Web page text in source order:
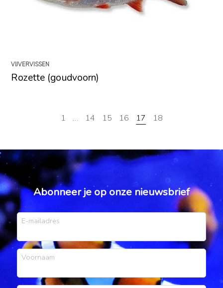
VIJVERVISSEN
Rozette (goudvoorn)
1 … 14 15 16 17 18
Abonneer je op onze nieuwsbrief
E-mailadres
Voornaam